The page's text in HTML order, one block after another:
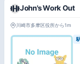
John's Work Out
川崎市多摩区役所から1m